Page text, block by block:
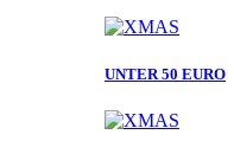
UNTER 50 EURO